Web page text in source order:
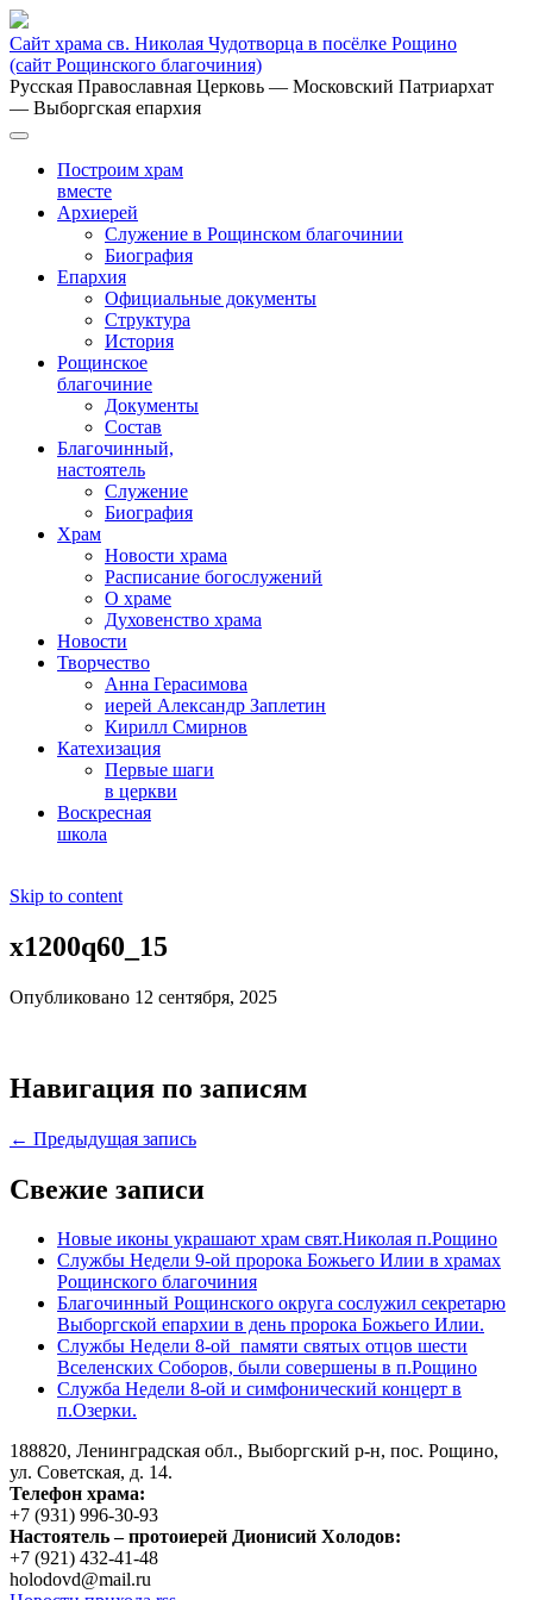
Сайт храма св. Николая Чудотворца в посёлке Рощино
(сайт Рощинского благочиния)
Русская Православная Церковь — Московский Патриархат
— Выборгская епархия
Построим храм
вместе
Архиерей
Служение в Рощинском благочинии
Биография
Епархия
Официальные документы
Структура
История
Рощинское
благочиние
Документы
Состав
Благочинный,
настоятель
Служение
Биография
Храм
Новости храма
Расписание богослужений
О храме
Духовенство храма
Новости
Творчество
Анна Герасимова
иерей Александр Заплетин
Кирилл Смирнов
Катехизация
Первые шаги
в церкви
Воскресная
школа
Skip to content
x1200q60_15
Опубликовано 12 сентября, 2025
Навигация по записям
← Предыдущая запись
Свежие записи
Новые иконы украшают храм свят.Николая п.Рощино
Службы Недели 9-ой пророка Божьего Илии в храмах
Рощинского благочиния
Благочинный Рощинского округа сослужил секретарю
Выборгской епархии в день пророка Божьего Илии.
Службы Недели 8-ой памяти святых отцов шести
Вселенских Соборов, были совершены в п.Рощино
Служба Недели 8-ой и симфонический концерт в
п.Озерки.
188820, Ленинградская обл., Выборгский р-н, пос. Рощино,
ул. Советская, д. 14.
Телефон храма:
+7 (931) 996-30-93
Настоятель – протоиерей Дионисий Холодов:
+7 (921) 432-41-48
holodovd@mail.ru